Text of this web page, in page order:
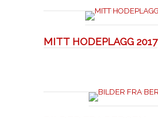
MITT HODEPLAGG 2017